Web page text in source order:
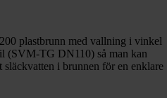
plastbrunn med vallning i vinkel
(SVM-TG DN110) så man kan
släckvatten i brunnen för en enklare